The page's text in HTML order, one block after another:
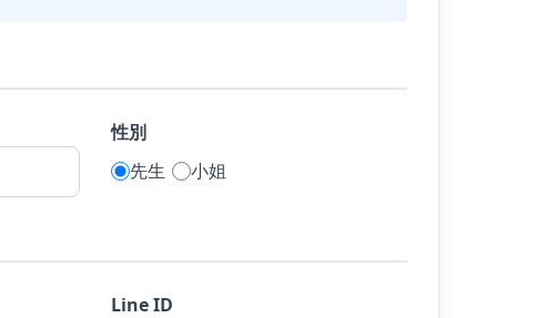
性別
先生
小姐
Line ID